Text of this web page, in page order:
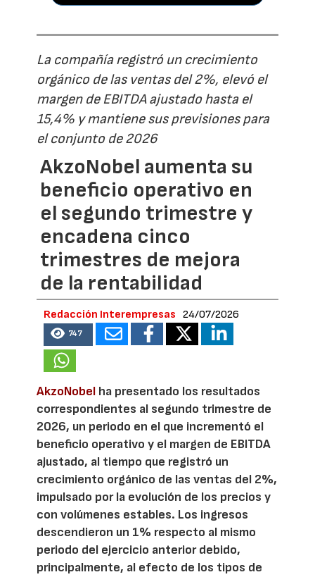
La compañía registró un crecimiento
orgánico de las ventas del 2%, elevó el
margen de EBITDA ajustado hasta el
15,4% y mantiene sus previsiones para
el conjunto de 2026
AkzoNobel aumenta su
beneficio operativo en
el segundo trimestre y
encadena cinco
trimestres de mejora
de la rentabilidad
Redacción Interempresas 24/07/2026
747
AkzoNobel ha presentado los resultados
correspondientes al segundo trimestre de
2026, un periodo en el que incrementó el
beneficio operativo y el margen de EBITDA
ajustado, al tiempo que registró un
crecimiento orgánico de las ventas del 2%,
impulsado por la evolución de los precios y
con volúmenes estables. Los ingresos
descendieron un 1% respecto al mismo
periodo del ejercicio anterior debido,
principalmente, al efecto de los tipos de